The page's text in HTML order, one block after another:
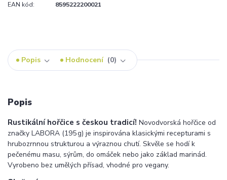
EAN kód: 8595222200021
Popis Hodnocení 0
Popis
Rustikální hořčice s českou tradicí! Novodvorská hořčice od
značky LABORA (195 g) je inspirována klasickými recepturami s
hrubozrnnou strukturou a výraznou chutí. Skvěle se hodí k
pečenému masu, sýrům, do omáček nebo jako základ marinád.
Vyrobeno bez umělých přísad, vhodné pro vegany.